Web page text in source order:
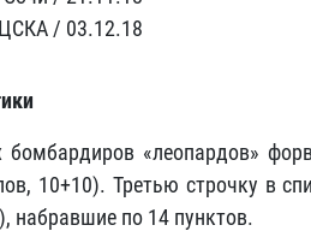
/ 03.12.18
бомбардиров «леопардов»
10+10). Третью строчку в
набравшие по 14 пунктов.